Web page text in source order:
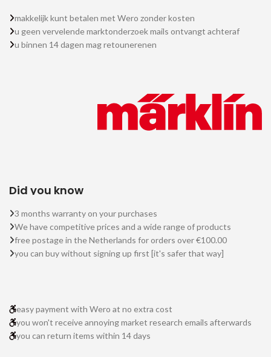
makkelijk kunt betalen met Wero zonder kosten
u geen vervelende marktonderzoek mails ontvangt achteraf
u binnen 14 dagen mag retounerenen
Did you know
3 months warranty on your purchases
We have competitive prices and a wide range of products
free postage in the Netherlands for orders over €100.00
you can buy without signing up first [it's safer that way]
easy payment with Wero at no extra cost
you won't receive annoying market research emails afterwards
you can return items within 14 days